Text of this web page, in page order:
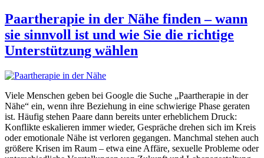
Paartherapie in der Nähe finden – wann
sie sinnvoll ist und wie Sie die richtige
Unterstützung wählen
Viele Menschen geben bei Google die Suche „Paartherapie in der
Nähe“ ein, wenn ihre Beziehung in eine schwierige Phase geraten
ist. Häufig stehen Paare dann bereits unter erheblichem Druck:
Konflikte eskalieren immer wieder, Gespräche drehen sich im Kreis
oder emotionale Nähe ist verloren gegangen. Manchmal stehen auch
größere Krisen im Raum – etwa eine Affäre, sexuelle Probleme oder